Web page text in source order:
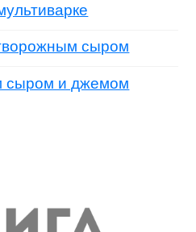
сыром
сыром и джемом